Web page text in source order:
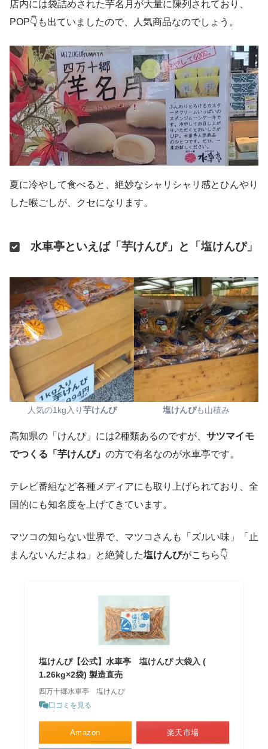
店内には袋詰めされた芋名月が大量に陳列されており、
POP👇も出ていましたので、人気商品なのでしょう。
夏に冷やして食べると、絶妙なシャリシャリ感とひんやり
した喉ごしが、クセになります。
水車亭といえば「芋けんぴ」と「塩けんぴ」
人気の1kg入り芋けんぴ 塩けんぴも山積み
高知県の「けんぴ」には2種類あるのですが、 サツマイモ
でつくる「芋けんぴ」 の方で有名なのが水車亭です。
テレビ番組など各種メディアにも取り上げられており、全
国的にも知名度を上げてきています。
マツコの知らない世界で、マツコさんも「ズルい味」「止
まんないんだよね」と絶賛した塩けんぴがこちら👇
塩けんぴ【公式】水車亭 塩けんぴ 大袋入 (
1.26kg×2袋) 製造直売
四万十郷水車亭 塩けんぴ
口コミを見る
Amazon 楽天市場